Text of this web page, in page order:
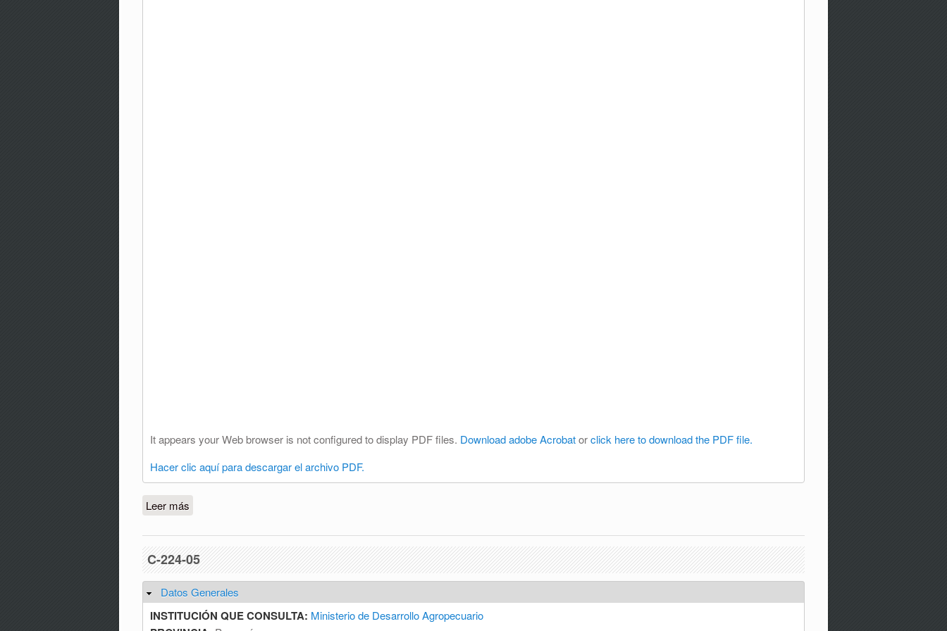
It appears your Web browser is not configured to display PDF files. Download adobe Acrobatorclick here to download the PDF file.
Hacer clic aquí para descargar el archivo PDF.
Leer más
C-224-05
Ocultar
Datos Generales
INSTITUCIÓN QUE CONSULTA: Ministerio de Desarrollo Agropecuario